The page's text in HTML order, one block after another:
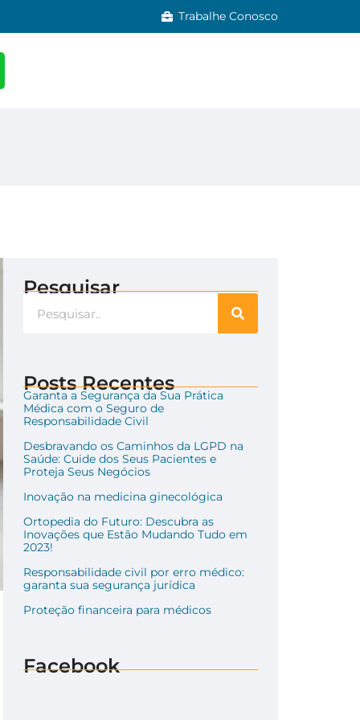
Trabalhe Conosco
Pesquisar
Posts Recentes
Garanta a Segurança da Sua Prática
Médica com o Seguro de
Responsabilidade Civil
Desbravando os Caminhos da LGPD na
Saúde: Cuide dos Seus Pacientes e
Proteja Seus Negócios
Inovação na medicina ginecológica
Ortopedia do Futuro: Descubra as
Inovações que Estão Mudando Tudo em
2023!
Responsabilidade civil por erro médico:
garanta sua segurança jurídica
Proteção financeira para médicos
Facebook